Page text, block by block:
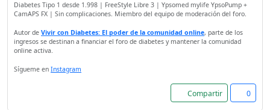
Diabetes Tipo 1 desde 1.998 | FreeStyle Libre 3 | Ypsomed mylife YpsoPump +
CamAPS FX | Sin complicaciones. Miembro del equipo de moderación del foro.
Autor de Vivir con Diabetes: El poder de la comunidad online, parte de los
ingresos se destinan a financiar el foro de diabetes y mantener la comunidad
online activa.
Sígueme en Instagram
Compartir 0